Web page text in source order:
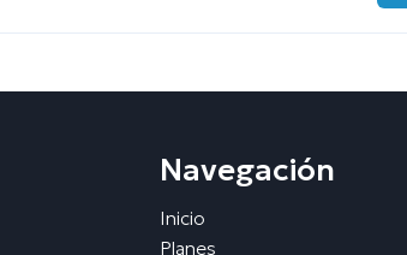
Navegación
Inicio
Planes